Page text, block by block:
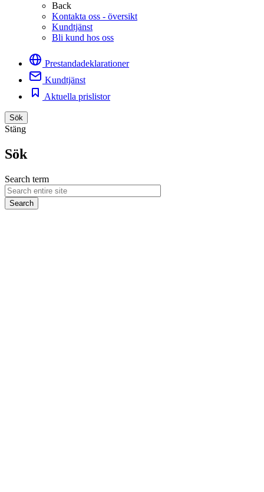
Back
Kontakta oss - översikt
Kundtjänst
Bli kund hos oss
Prestandadeklarationer
Kundtjänst
Aktuella prislistor
Sök
Stäng
Sök
Search term